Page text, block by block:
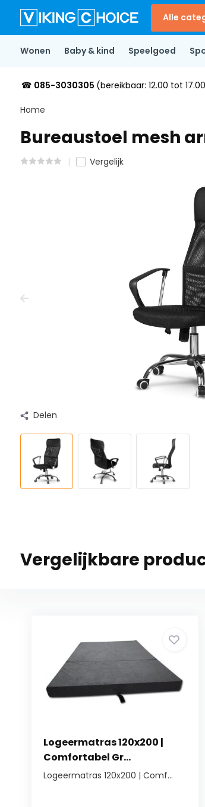
Alle
Wonen Baby & kind Speelgoed
☎ 085-3030305 (bereikbaar: 12.00 tot
Home
Bureaustoel mesh
Vergelijk
Delen
Vergelijkbare
Logeermatras 120x200 |
Comfortabel Gr...
Logeermatras 120x200 | Comf...